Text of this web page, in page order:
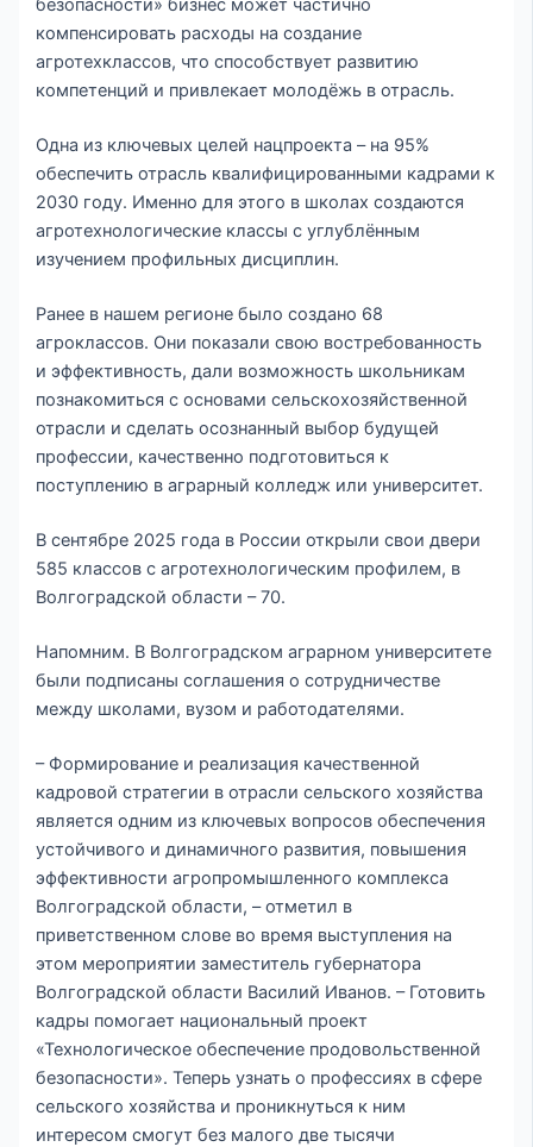
безопасности» бизнес может частично
компенсировать расходы на создание
агротехклассов, что способствует развитию
компетенций и привлекает молодёжь в отрасль.
Одна из ключевых целей нацпроекта – на 95%
обеспечить отрасль квалифицированными кадрами к
2030 году. Именно для этого в школах создаются
агротехнологические классы с углублённым
изучением профильных дисциплин.
Ранее в нашем регионе было создано 68
агроклассов. Они показали свою востребованность
и эффективность, дали возможность школьникам
познакомиться с основами сельскохозяйственной
отрасли и сделать осознанный выбор будущей
профессии, качественно подготовиться к
поступлению в аграрный колледж или университет.
В сентябре 2025 года в России открыли свои двери
585 классов с агротехнологическим профилем, в
Волгоградской области – 70.
Напомним. В Волгоградском аграрном университете
были подписаны соглашения о сотрудничестве
между школами, вузом и работодателями.
– Формирование и реализация качественной
кадровой стратегии в отрасли сельского хозяйства
является одним из ключевых вопросов обеспечения
устойчивого и динамичного развития, повышения
эффективности агропромышленного комплекса
Волгоградской области, – отметил в
приветственном слове во время выступления на
этом мероприятии заместитель губернатора
Волгоградской области Василий Иванов. – Готовить
кадры помогает национальный проект
«Технологическое обеспечение продовольственной
безопасности». Теперь узнать о профессиях в сфере
сельского хозяйства и проникнуться к ним
интересом смогут без малого две тысячи